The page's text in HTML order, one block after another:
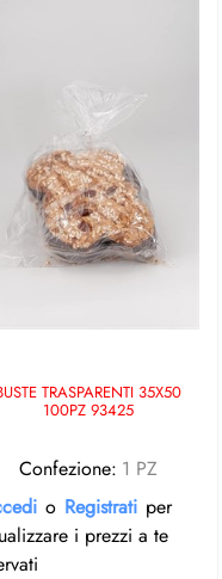
TRASPARENTI 35X50
100PZ 93425
Confezione: 1 PZ
o Registrati per
i prezzi a te